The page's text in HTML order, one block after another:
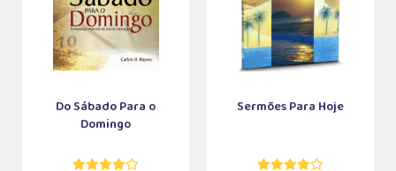
Do Sábado Para o
Domingo
Sermões Para Hoje